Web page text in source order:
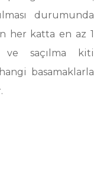
durumunda
her katta en az 1
ve saçılma kiti
basamaklarla